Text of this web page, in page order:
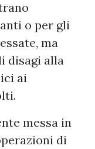
o per gli
ma
disagi alla
ai
messa in
di